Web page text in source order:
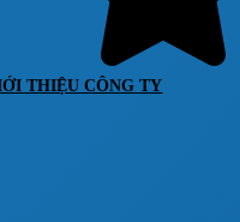
THIỆU CÔNG TY